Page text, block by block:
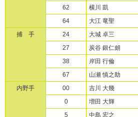
62
横川 凱
64
大江 竜聖
捕 手
24 大城 卓三
27
炭谷 銀仁朗
38
岸田 行倫
67
山瀬 慎之助
内野手
00 吉川 大幾
0
増田 大輝
5
中島 宏之